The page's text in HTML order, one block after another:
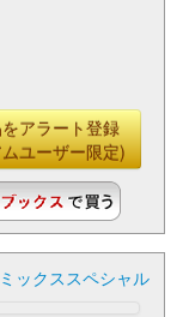
アラート登録
ユーザー限定)
ックススペシャル